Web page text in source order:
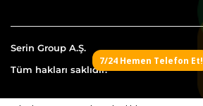
Serin Group A.Ş.
Tüm hakları saklıdır.
7/24 Hemen Telefon Et!